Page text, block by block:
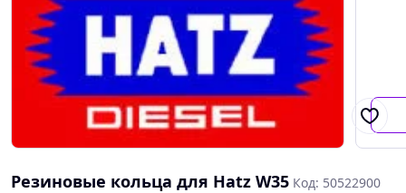
Резиновые кольца для Hatz W35 Код: 50522900